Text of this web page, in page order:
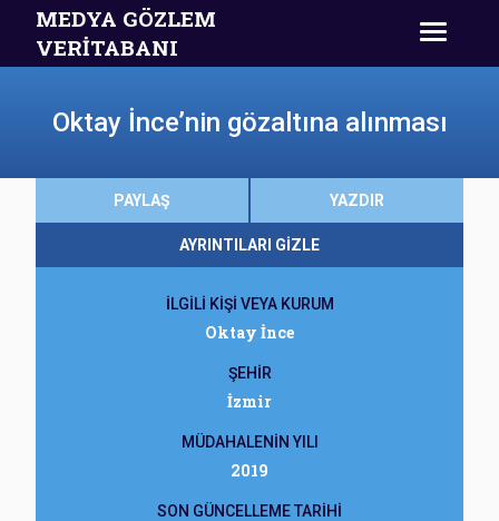
MEDYA GÖZLEM
VERİTABANI
Oktay İnce’nin gözaltına alınması
PAYLAŞ YAZDIR
AYRINTILARI GİZLE
İLGİLİ KİŞİ VEYA KURUM
Oktay İnce
ŞEHİR
İzmir
MÜDAHALENİN YILI
2019
SON GÜNCELLEME TARİHİ